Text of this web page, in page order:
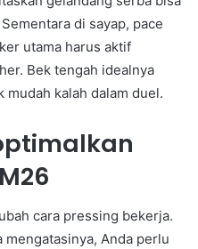
di sayap, pace
utama harus aktif
Bek tengah idealnya
mudah kalah dalam duel.
cara pressing bekerja.
mengatasinya, Anda perlu